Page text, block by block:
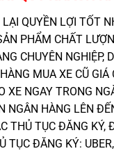
QUYỀN LỢI TỐT
PHẨM CHẤT
CHUYÊN NGHIỆP,
MUA XE CŨ GIÁ
XE NGAY TRONG
NGÂN HÀNG LÊN
THỦ TỤC ĐĂNG KÝ,
TỤC ĐĂNG KÝ: